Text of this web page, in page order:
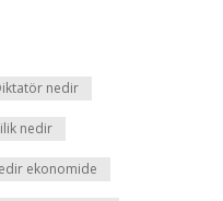
nedir
nedir
ekonomide